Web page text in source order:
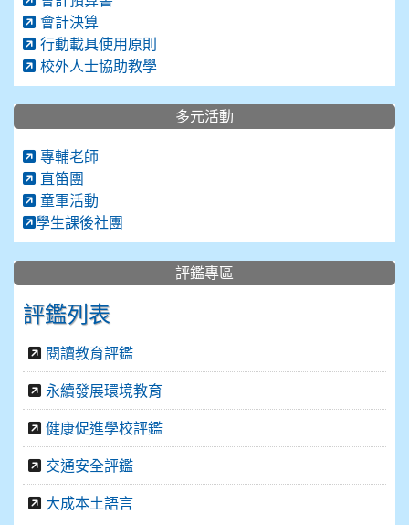
會計決算
行動載具使用原則
校外人士協助教學
多元活動
專輔老師
直笛團
童軍活動
學生課後社團
評鑑專區
評鑑列表
閱讀教育評鑑
永續發展環境教育
健康促進學校評鑑
交通安全評鑑
大成本土語言